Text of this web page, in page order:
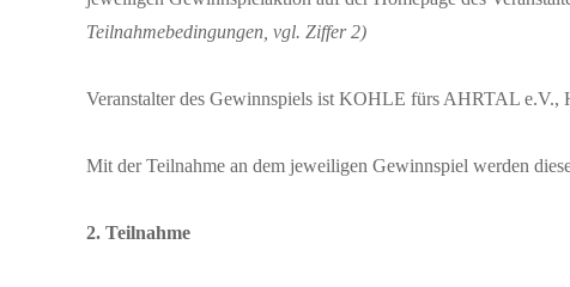
Teilnahmebedingungen, vgl. Ziffer 2)
Veranstalter des Gewinnspiels ist KOHLE fürs AHRTAL e.V.,
Mit der Teilnahme an dem jeweiligen Gewinnspiel werden
2. Teilnahme